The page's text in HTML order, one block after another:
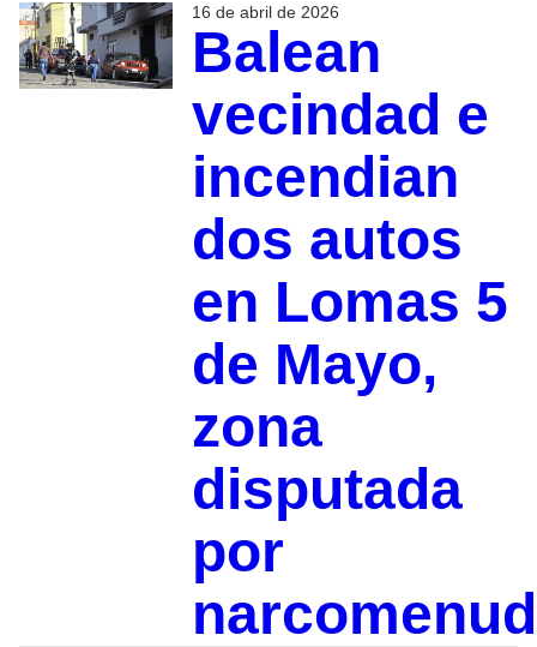
16 de abril de 2026
Balean
vecindad e
incendian
dos autos
en Lomas 5
de Mayo,
zona
disputada
por